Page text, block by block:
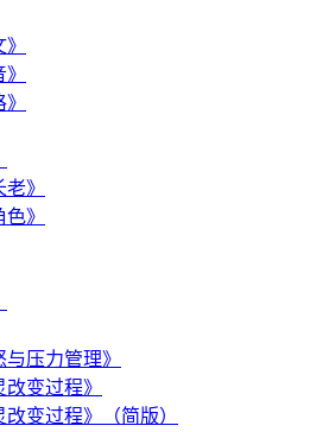
》
》
与压力管理》
变过程》
改变过程》（简版）